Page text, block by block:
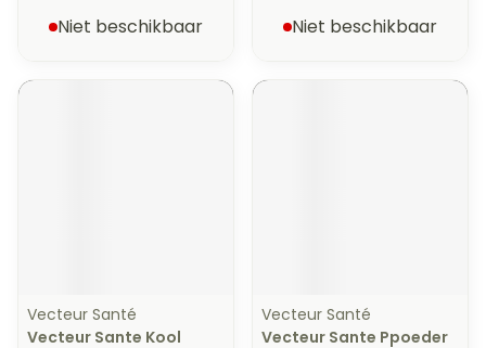
Niet beschikbaar Niet beschikbaar
Vecteur Santé
Vecteur Sante Kool
Vecteur Santé
Vecteur Sante Ppoeder